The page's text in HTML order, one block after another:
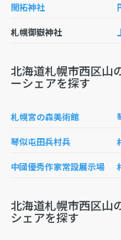
開拓神社
札幌御嶽神社
北海道札幌市西区山
ーシェアを探す
札幌宮の森美術館
琴似屯田兵村兵
中國優秀作家常設展示場
北海道札幌市西区山
シェアを探す